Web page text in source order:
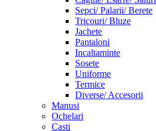
Sepci/ Palarii/ Berete
Tricouri/ Bluze
Jachete
Pantaloni
Incaltaminte
Sosete
Uniforme
Termice
Diverse/ Accesorii
Manusi
Ochelari
Casti